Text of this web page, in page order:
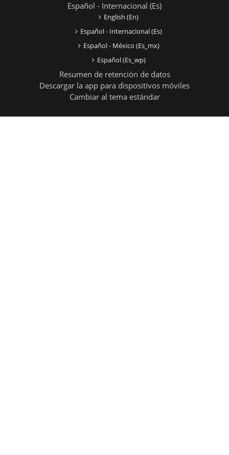
Español - Internacional ‎(es)‎
English ‎(en)‎
Español - Internacional ‎(es)‎
Español - México ‎(es_mx)‎
Español ‎(es_wp)‎
Resumen de retención de datos
Descargar la app para dispositivos móviles
Cambiar al tema estándar